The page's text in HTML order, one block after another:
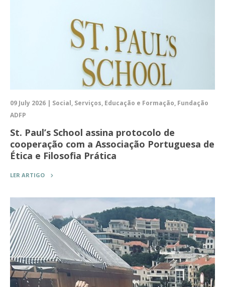
09 July 2026 | Social, Serviços, Educação e Formação, Fundação
ADFP
St. Paul’s School assina protocolo de
cooperação com a Associação Portuguesa de
Ética e Filosofia Prática
LER ARTIGO